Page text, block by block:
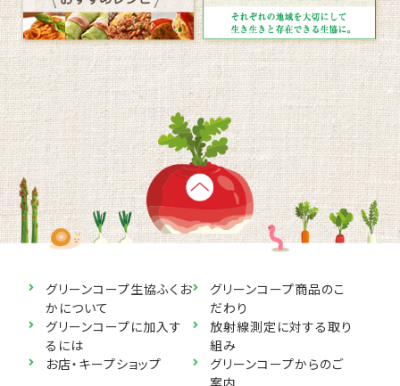
グリーンコープ生協ふくお
かについて
グリーンコープ商品のこ
だわり
グリーンコープに加入す
るには
放射線測定に対する取り
組み
お店・キープショップ
グリーンコープからのご